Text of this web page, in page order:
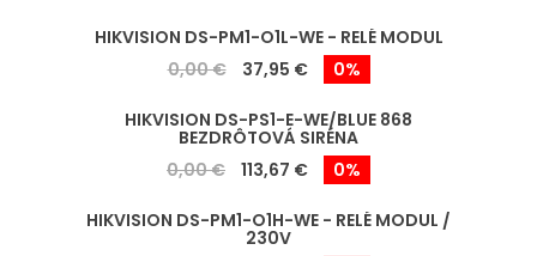
HIKVISION DS-PM1-O1L-WE - RELÉ MODUL
0,00 €
37,95 € 0%
HIKVISION DS-PS1-E-WE/BLUE 868
BEZDRÔTOVÁ SIRÉNA
0,00 €
113,67 € 0%
HIKVISION DS-PM1-O1H-WE - RELÉ MODUL /
230V